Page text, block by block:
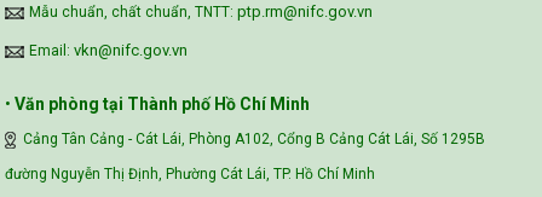
Mẫu chuẩn, chất chuẩn, TNTT: ptp.rm@nifc.gov.vn
Email: vkn@nifc.gov.vn
• Văn phòng tại Thành phố Hồ Chí Minh
Cảng Tân Cảng - Cát Lái, Phòng A102, Cổng B Cảng Cát Lái, Số 1295B
đường Nguyễn Thị Định, Phường Cát Lái, TP. Hồ Chí Minh